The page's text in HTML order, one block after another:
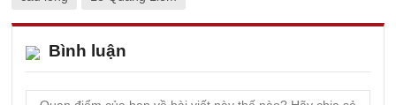
Bình luận